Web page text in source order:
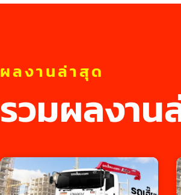
ผลงานล่าสุด
รวมผลงาน